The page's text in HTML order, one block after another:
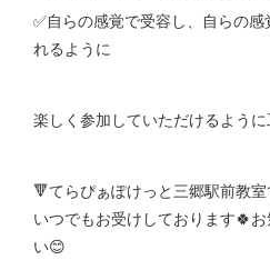
✅自らの感覚で受容し、自らの
れるように
楽しく参加していただけるよう
🔻てらぴぁぽけっと三郷駅前教
いつでもお受けしております🍀
い😊